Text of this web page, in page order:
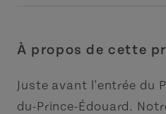
À propos de cette
Juste avant l'entrée du
du-Prince-Édouard.